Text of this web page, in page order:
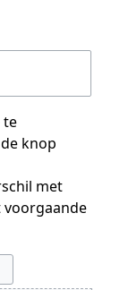
te
knop
met
voorgaande